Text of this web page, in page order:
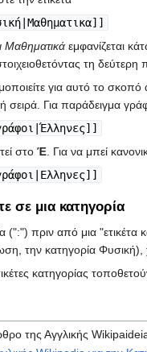
Μαθηματικά εμφανίζεται
τη
για αυτό το
σειρά. Για παράδειγμα
στο Έ . Για να μπεί
σε μια κατηγορία
(":") πριν από μια
την κατηγορία
κατηγορίας
της Αγγλικής